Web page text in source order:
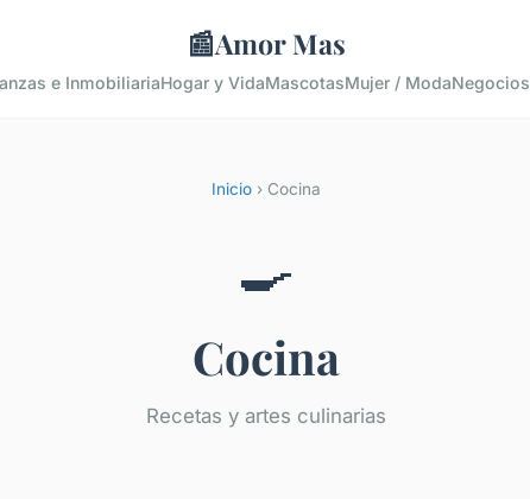
📰Amor Mas
e InmobiliariaHogar y VidaMascotasMujer / ModaNegocios
Inicio › Cocina
🍳
Cocina
Recetas y artes culinarias